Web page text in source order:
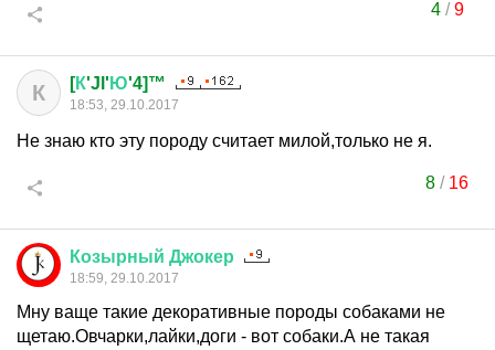
4/9
К [К'Jl' Ю'4]™
18:53, 29.10.2017
Не знаю кто эту породу считает милой,только не я.
8 / 16
Козырный Джокер
18:59, 29.10.2017
Мну ваще такие декоративные породы собаками не
щетаю.Овчарки,лайки,доги - вот собаки.А не такая